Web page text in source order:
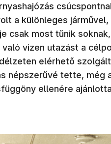
a különleges járművel,
csak most tűnik
vizen utazást a
elérhető
népszerűvé tette, még
ellenére